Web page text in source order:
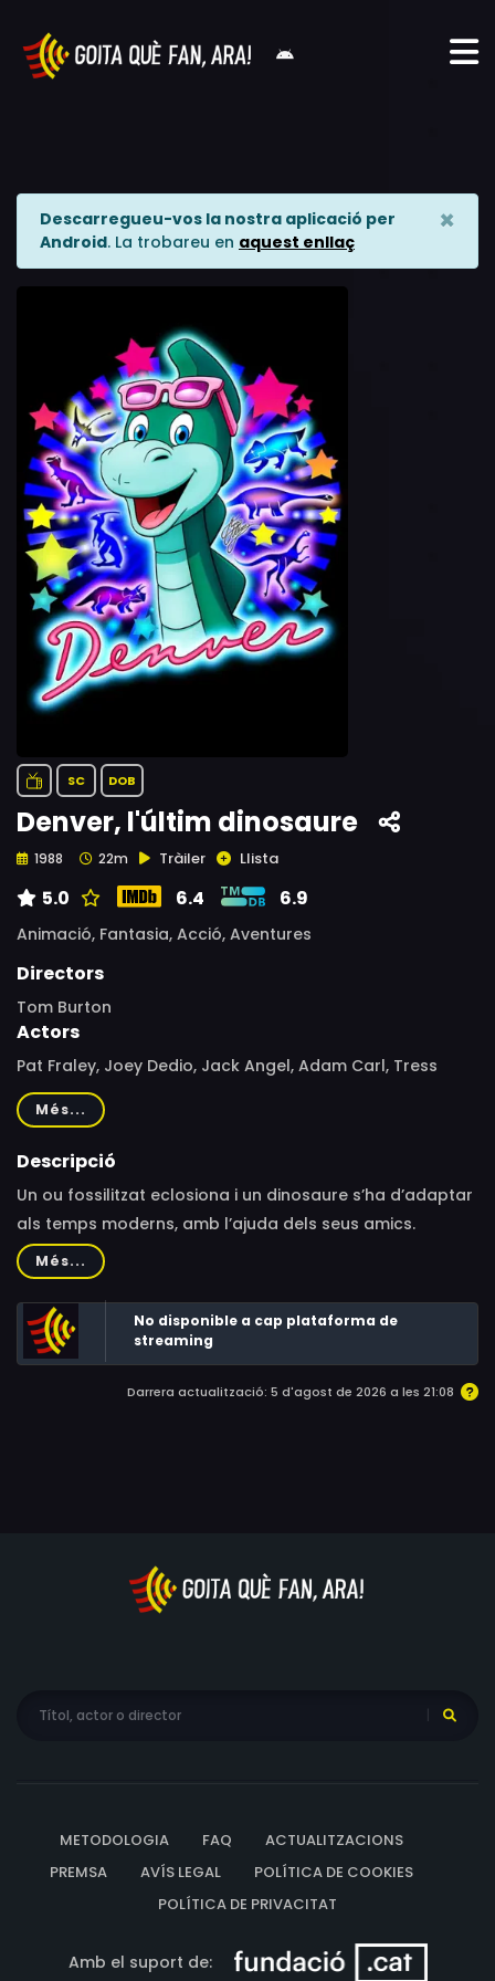
Descarregueu-vos la nostra aplicació per
Android. La trobareu en aquest enllaç
×
SC DOB
Denver, l'últim dinosaure
1988 22m Tràiler Llista
5.0 6.4 6.9
Animació, Fantasia, Acció, Aventures
Directors
Tom Burton
Actors
Pat Fraley, Joey Dedio, Jack Angel, Adam Carl, Tress
MacNeille, June Foray, Cam Clarke, Brian Cummings, Rob
Paulsen, Kath Soucie, Frank Welker, Townsend Coleman
Més...
Descripció
Un ou fossilitzat eclosiona i un dinosaure s’ha d’adaptar
als temps moderns, amb l’ajuda dels seus amics.
Més...
No disponible a cap plataforma de
streaming
Darrera actualització: 5 d'agost de 2026 a les 21:08
METODOLOGIA FAQ
ACTUALITZACIONS
PREMSA
AVÍS LEGAL
POLÍTICA DE COOKIES
POLÍTICA DE PRIVACITAT
Amb el suport de: